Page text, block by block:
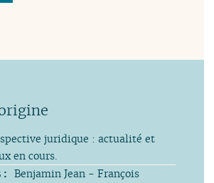
juridique : actualité et
en cours.
: Benjamin Jean - François